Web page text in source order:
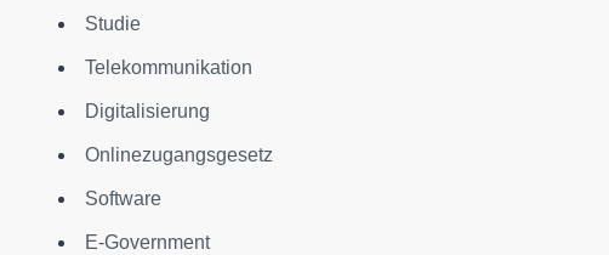
Studie
Telekommunikation
Digitalisierung
Onlinezugangsgesetz
Software
E-Government